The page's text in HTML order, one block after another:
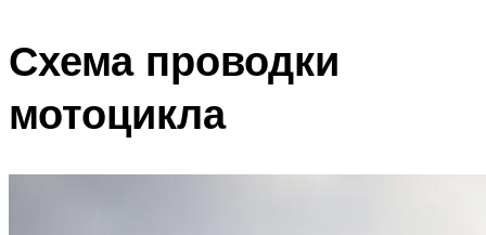
Схема проводки
мотоцикла